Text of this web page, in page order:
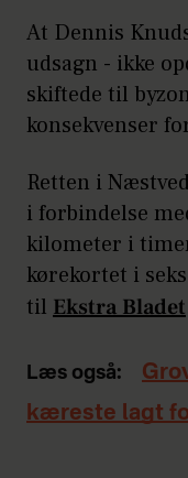
At Dennis
udsagn - ikke
skiftede til
konsekvenser
Retten i
i forbindelse
kilometer i
kørekortet i
til Ekstra Bladet
Læs også:
kæreste lagt